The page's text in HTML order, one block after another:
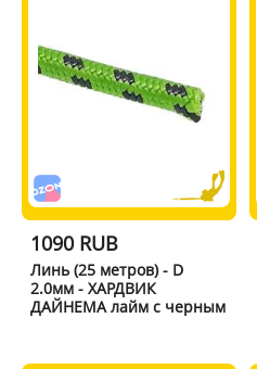
1090 RUB
Линь (25 метров) - D
2.0мм - ХАРДВИК
ДАЙНЕМА лайм с черным